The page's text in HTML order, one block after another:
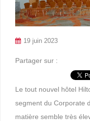
19 juin 2023
Partager sur :
Le tout nouvel hôtel
segment du Corporate
matière semble très